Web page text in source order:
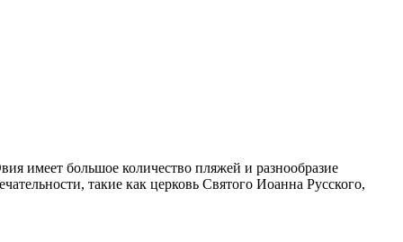
имеет большое количество пляжей и разнообразие
такие как церковь Святого Иоанна Русского,